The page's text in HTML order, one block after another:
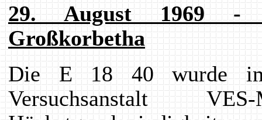
29. August 1969 -
Großkorbetha
Die E 18 40 wurde
Versuchsanstalt